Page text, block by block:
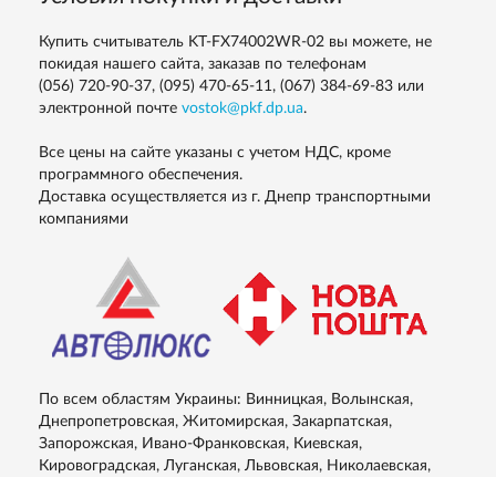
Купить считыватель KT-FX74002WR-02 вы можете, не
покидая нашего сайта, заказав по телефонам
(056) 720-90-37, (095) 470-65-11, (067) 384-69-83 или
электронной почте vostok@pkf.dp.ua.
Все цены на сайте указаны с учетом НДС, кроме
программного обеспечения.
Доставка осуществляется из г. Днепр транспортными
компаниями
По всем областям Украины: Винницкая, Волынская,
Днепропетровская, Житомирская, Закарпатская,
Запорожская, Ивано-Франковская, Киевская,
Кировоградская, Луганская, Львовская, Николаевская,